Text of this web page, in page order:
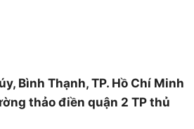
Bình Thạnh, TP. Hồ Chí Minh
thảo điền quận 2 TP thủ